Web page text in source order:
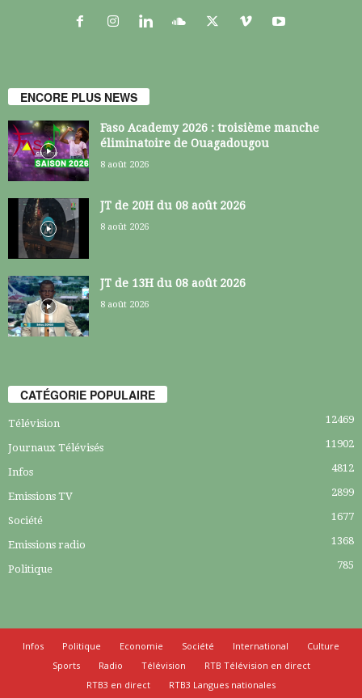
ENCORE PLUS NEWS
Faso Academy 2026 : troisième manche
éliminatoire de Ouagadougou
8 août 2026
JT de 20H du 08 août 2026
8 août 2026
JT de 13H du 08 août 2026
8 août 2026
CATÉGORIE POPULAIRE
Télévision 12469
Journaux Télévisés 11902
Infos 4812
Emissions TV 2899
Société 1677
Emissions radio 1368
Politique 785
Infos Politique Economie Société International
Culture
Sports
Radio Télévision
RTB Télévision en direct
RTB3 en direct
RTB3 Langues nationales